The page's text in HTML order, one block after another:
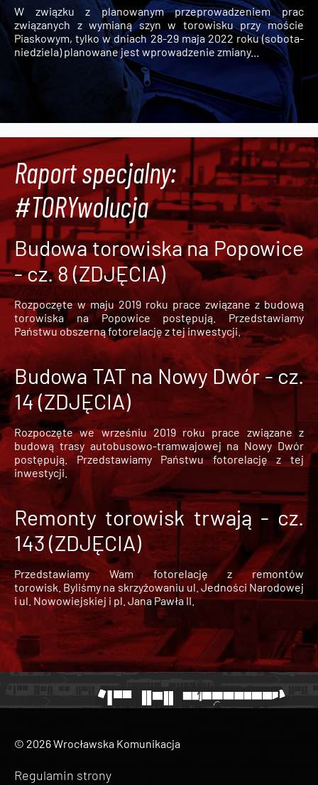
W związku z planowanym przeprowadzeniem prac
związanych z wymianą szyn w torowisku przy moście
Piaskowym, tylko w dniach 28-29 maja 2022 roku (sobota-
niedziela) planowane jest wprowadzenie zmiany...
Raport specjalny:
#TORYwolucja
Budowa torowiska na Popowice
- cz. 8 (ZDJĘCIA)
Rozpoczęte w maju 2019 roku prace związane z budową
torowiska na Popowice
postępują. Przedstawiamy
Państwu obszerną fotorelację z tej inwestycji.
Budowa TAT na Nowy Dwór - cz.
14 (ZDJĘCIA)
Rozpoczęte we wrześniu 2019 roku prace związane z
budową trasy autobusowo-tramwajowej na Nowy Dwór
postępują. Przedstawiamy Państwu fotorelację z tej
inwestycji.
Remonty torowisk trwają - cz.
143 (ZDJĘCIA)
Przedstawiamy Wam fotorelację z remontów
torowisk. Byliśmy na skrzyżowaniu ul. Jedności Narodowej
i ul. Nowowiejskiej i pl. Jana Pawła II.
© 2026 Wrocławska Komunikacja
Regulamin strony